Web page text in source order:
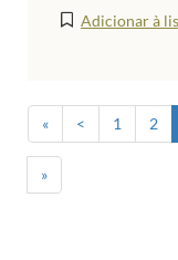
Adicionar à
« < 1 2
»